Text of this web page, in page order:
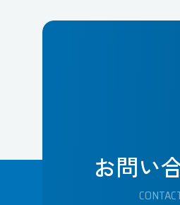
り
お問い